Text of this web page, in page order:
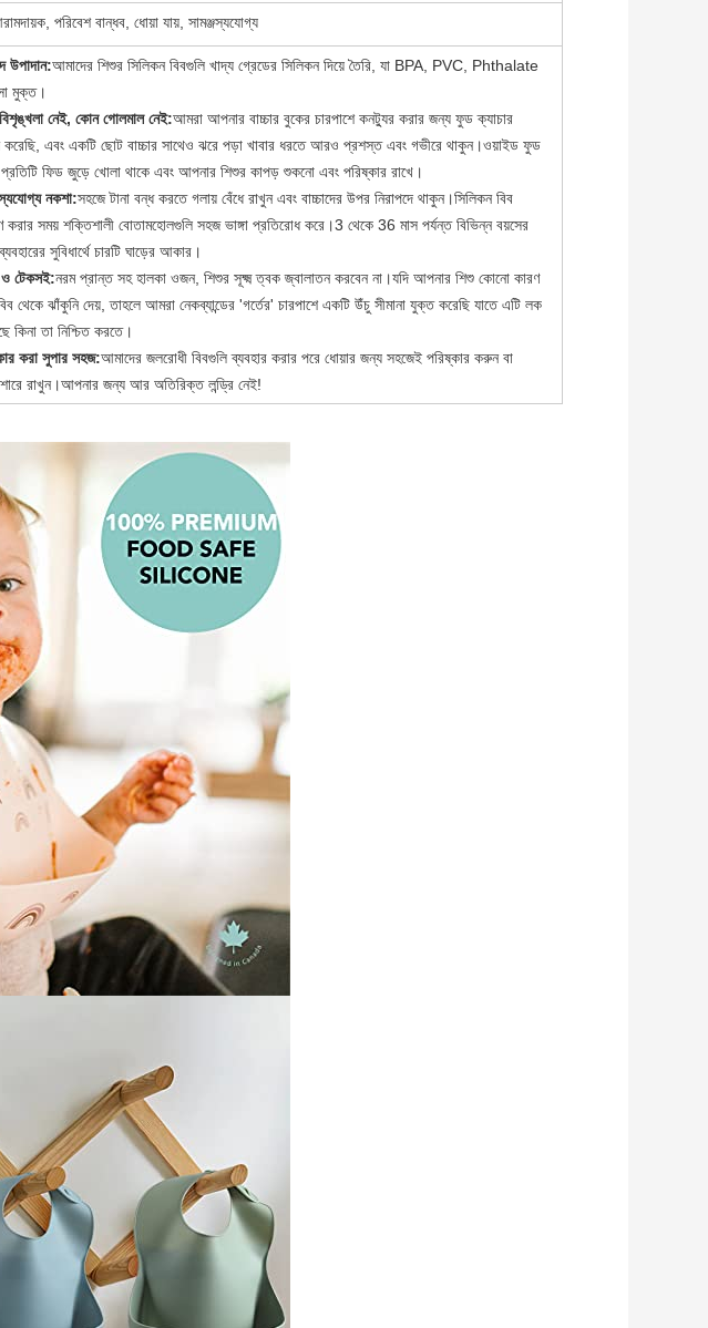
পরিবেশ বান্ধব, ধোয়া যায়, সামঞ্জস্যযোগ্য
উপাদান:আমাদের শিশুর সিলিকন বিবগুলি খাদ্য গ্রেডের সিলিকন দিয়ে তৈরি, যা BPA, PVC, Phthalate
মুক্ত।
নেই, কোন গোলমাল নেই:আমরা আপনার বাচ্চার বুকের চারপাশে কনট্যুর করার জন্য ফুড ক্যাচার
করেছি, এবং একটি ছোট বাচ্চার সাথেও ঝরে পড়া খাবার ধরতে আরও প্রশস্ত এবং গভীরে থাকুন।ওয়াইড ফুড
প্রতিটি ফিড জুড়ে খোলা থাকে এবং আপনার শিশুর কাপড় শুকনো এবং পরিষ্কার রাখে।
নকশা:সহজে টানা বন্ধ করতে গলায় বেঁধে রাখুন এবং বাচ্চাদের উপর নিরাপদে থাকুন।সিলিকন বিব
করার সময় শক্তিশালী বোতামহোলগুলি সহজ ভাঙ্গা প্রতিরোধ করে।3 থেকে 36 মাস পর্যন্ত বিভিন্ন বয়সের
সুবিধার্থে চারটি ঘাড়ের আকার।
ও টেকসই:নরম প্রান্ত সহ হালকা ওজন, শিশুর সূক্ষ্ম ত্বক জ্বালাতন করবেন না।যদি আপনার শিশু কোনো কারণ
থেকে ঝাঁকুনি দেয়, তাহলে আমরা নেকব্যান্ডের 'গর্তের' চারপাশে একটি উঁচু সীমানা যুক্ত করেছি যাতে এটি লক
কিনা তা নিশ্চিত করতে।
করা সুপার সহজ:আমাদের জলরোধী বিবগুলি ব্যবহার করার পরে ধোয়ার জন্য সহজেই পরিষ্কার করুন বা
রাখুন।আপনার জন্য আর অতিরিক্ত লন্ড্রি নেই!